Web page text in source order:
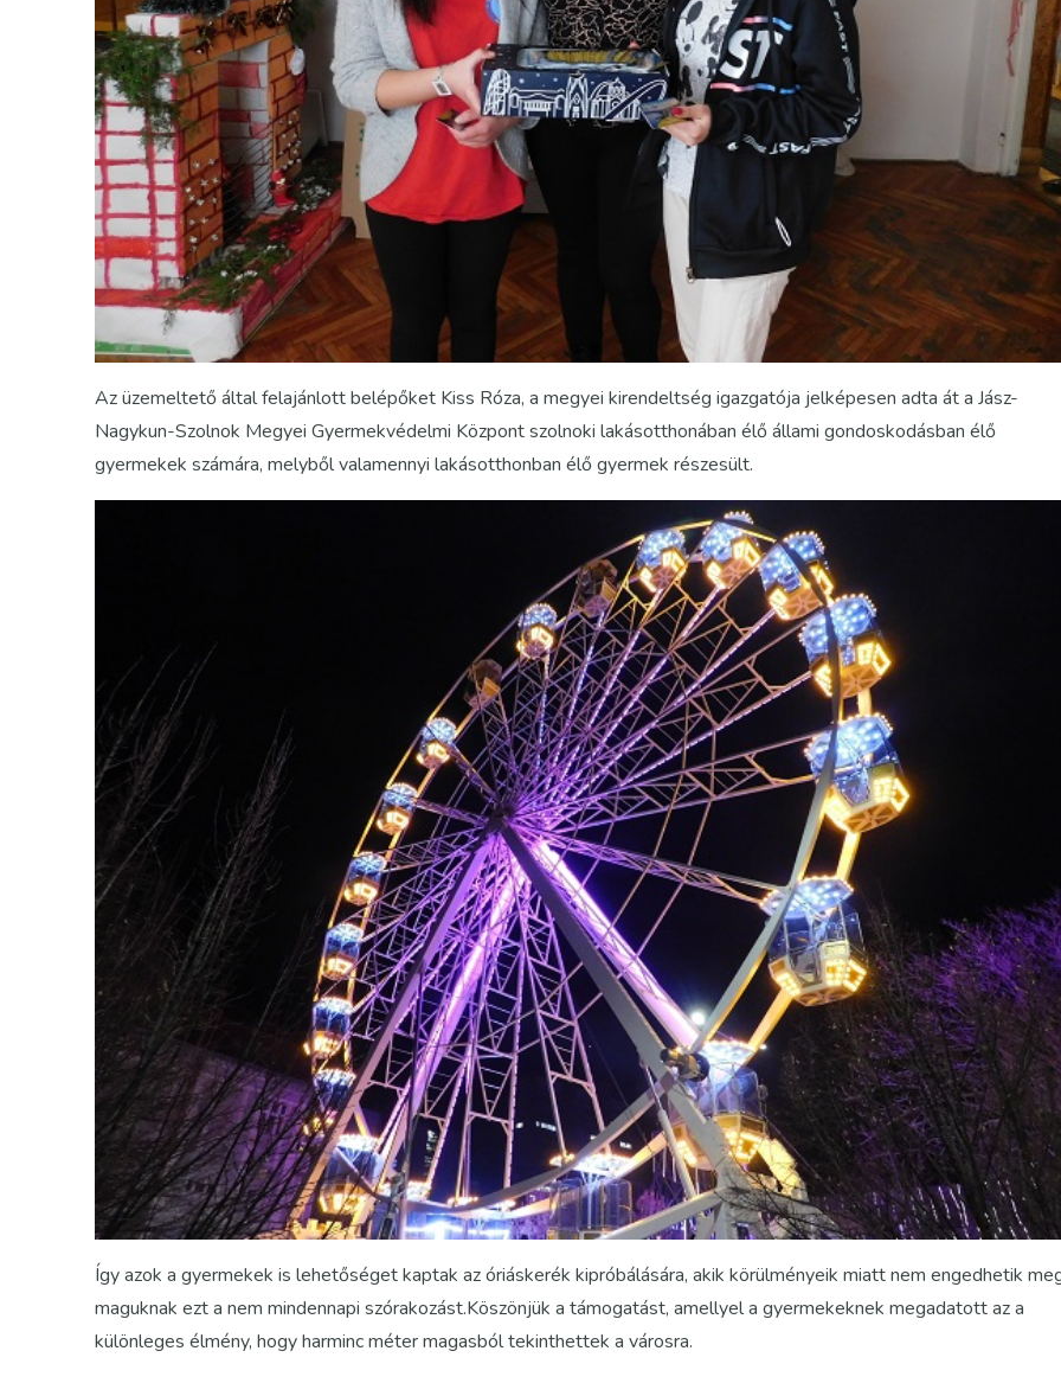
Az üzemeltető által felajánlott belépőket Kiss Róza, a megyei kirendeltség igazgatója jelképesen adta át a Jász-
Nagykun-Szolnok Megyei Gyermekvédelmi Központ szolnoki lakásotthonában élő állami gondoskodásban élő
gyermekek számára, melyből valamennyi lakásotthonban élő gyermek részesült.
Így azok a gyermekek is lehetőséget kaptak az óriáskerék kipróbálására, akik körülményeik miatt nem engedhetik
maguknak ezt a nem mindennapi szórakozást.Köszönjük a támogatást, amellyel a gyermekeknek megadatott az a
különleges élmény, hogy harminc méter magasból tekinthettek a városra.